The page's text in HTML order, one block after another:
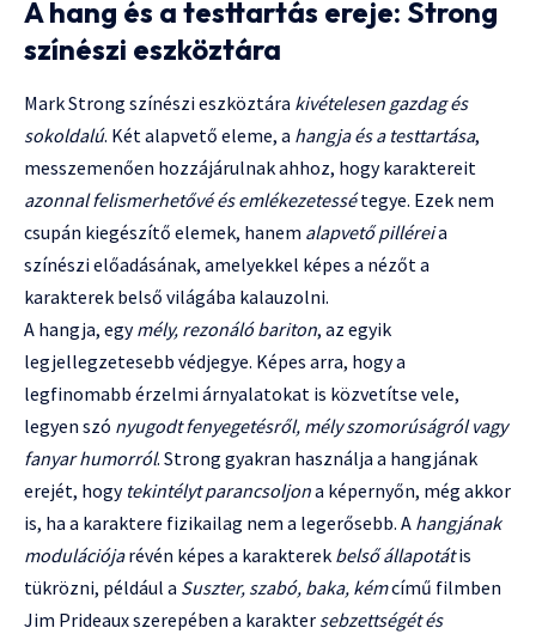
A hang és a testtartás ereje: Strong
színészi eszköztára
Mark Strong színészi eszköztára kivételesen gazdag és
sokoldalú. Két alapvető eleme, a hangja és a testtartása,
messzemenően hozzájárulnak ahhoz, hogy karaktereit
azonnal felismerhetővé és emlékezetessétegye. Ezek nem
csupán kiegészítő elemek, hanem alapvető pilléreia
színészi előadásának, amelyekkel képes a nézőt a
karakterek belső világába kalauzolni.
A hangja, egymély, rezonáló bariton, az egyik
legjellegzetesebb védjegye. Képes arra, hogy a
legfinomabb érzelmi árnyalatokat is közvetítse vele,
legyen szó nyugodt fenyegetésről, mély szomorúságról vagy
fanyar humorról. Strong gyakran használja a hangjának
erejét, hogy tekintélyt parancsoljona képernyőn, még akkor
is, ha a karaktere fizikailag nem a legerősebb. A hangjának
modulációjarévén képes a karakterek belső állapotátis
tükrözni, például a Suszter, szabó, baka, kémcímű filmben
Jim Prideaux szerepében a karakter sebzettségét és